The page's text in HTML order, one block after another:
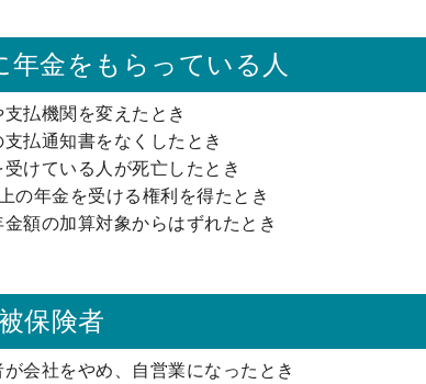
年金をもらっている人
支払機関を変えたとき
支払通知書をなくしたとき
受けている人が死亡したとき
の年金を受ける権利を得たとき
金額の加算対象からはずれたとき
保険者
が会社をやめ、自営業になったとき